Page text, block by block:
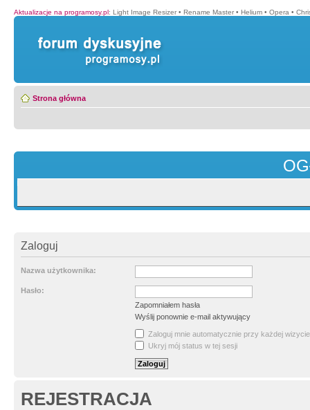
Aktualizacje na programosy.pl: Light Image Resizer • Rename Master • Helium • Opera •
Strona główna
Zaloguj
Nazwa użytkownika:
Hasło:
Zapomniałem hasła
Wyślij ponownie e-mail aktywujący
Zaloguj mnie automatycznie przy każdej wizycie
Ukryj mój status w tej sesji
REJESTRACJA